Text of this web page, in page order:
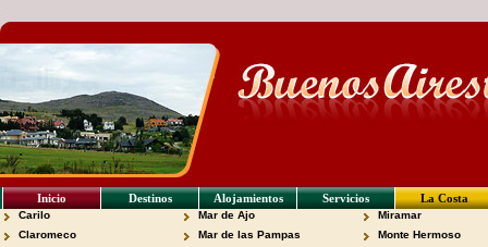
Inicio Destinos Alojamientos Servicios La Costa
Carilo
Claromeco
Mar de Ajo
Mar de las Pampas
Miramar
Monte Hermoso